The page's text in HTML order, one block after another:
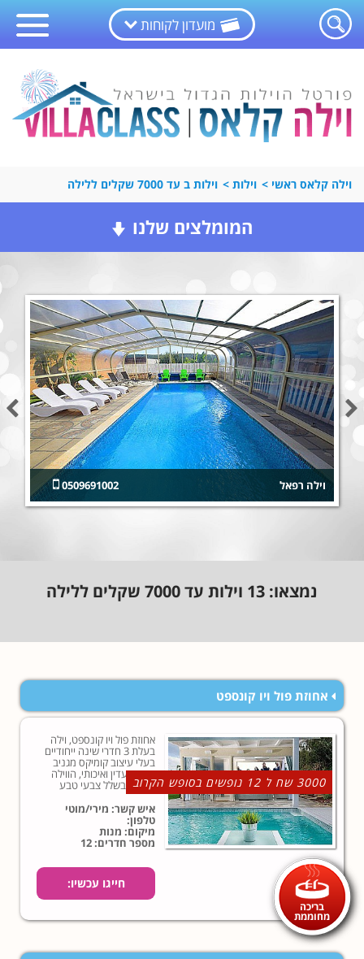
מועדון לקוחות
וילה קלאס ראשי > וילות > וילות ב עד 7000 שקלים ללילה
המומלצים שלנו
0509691002 וילה רפאל
נמצאו: 13 וילות עד 7000 שקלים ללילה
אחוזת פול ויו קונספט
3000 שח ל 12 נופשים בסופש הקרוב
בריכה
מחוממת
אחוזת פול ויו קונספט, וילה
בעלת 3 חדרי שינה ייחודיים
בעלי עיצוב קומיקס מגניב
וריהוט עדין ואיכותי, הווילה
מוקפת בשלל צבעי טבע
מרהיבים, חורש פראי ואוויר
הרים קסום.
איש קשר: מירי/מוטי
טלפון:
מיקום: מנות
מספר חדרים: 12
חייגו עכשיו: